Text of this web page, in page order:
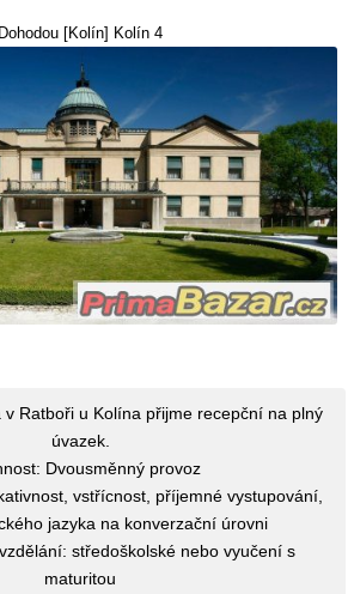
Dohodou [Kolín] Kolín 4
v Ratboři u Kolína přijme recepční na plný
úvazek.
Dvousměnný provoz
vstřícnost, příjemné vystupování,
jazyka na konverzační úrovni
středoškolské nebo vyučení s
maturitou